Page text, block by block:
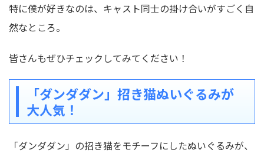
特に僕が好きなのは、キャスト同士の掛け合いがすごく自
然なところ。
皆さんもぜひチェックしてみてください！
「ダンダダン」招き猫ぬいぐるみが
大人気！
「ダンダダン」の招き猫をモチーフにしたぬいぐるみが、